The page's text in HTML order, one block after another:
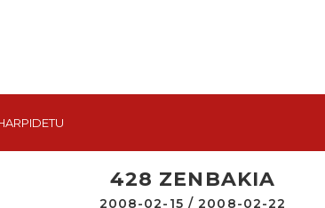
428 ZENBAKIA
2008-02-15 / 2008-02-22